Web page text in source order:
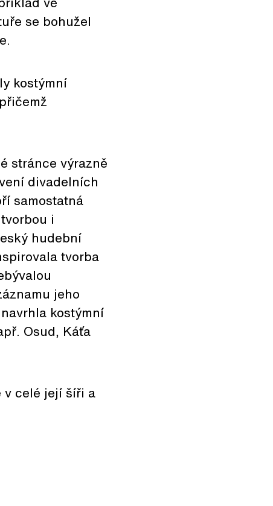
se bohužel
kostýmní
stránce výrazně
divadelních
samostatná
i
hudební
tvorba
jeho
kostýmní
Osud, Káťa
v celé její šíři a